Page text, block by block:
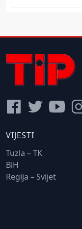
VIJESTI
Tuzla – TK
BiH
Regija – Svijet